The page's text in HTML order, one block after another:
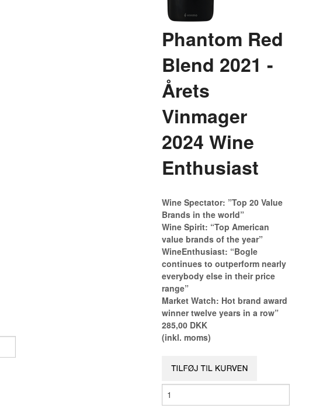
Phantom Red
Blend 2021 -
Årets
Vinmager
2024 Wine
Enthusiast
Wine Spectator: ”Top 20 Value
Brands in the world”
Wine Spirit: “Top American
value brands of the year”
WineEnthusiast: “Bogle
continues to outperform nearly
everybody else in their price
range”
Market Watch: Hot brand award
winner twelve years in a row”
285,00 DKK
(inkl. moms)